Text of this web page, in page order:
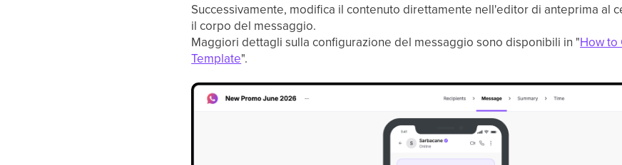
Successivamente, modifica il contenuto direttamente nell'editor di anteprima al
il corpo del messaggio.
Maggiori dettagli sulla configurazione del messaggio sono disponibili in "How to
Template".